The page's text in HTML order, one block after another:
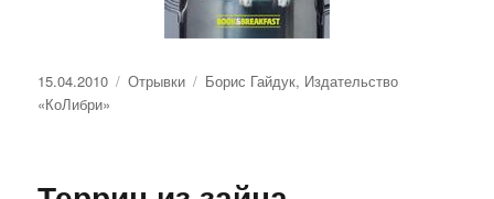
Опубликовано
15.04.2010 Рубрики
Отрывки Метки
Борис Гайдук, Издательство
«КоЛибри»